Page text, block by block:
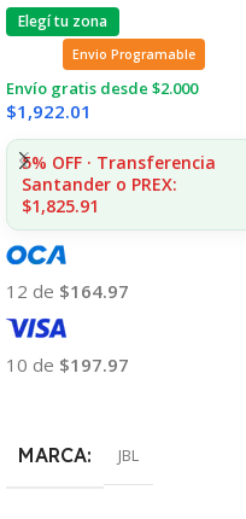
Elegí tu zona
Envio Programable
Envío gratis desde $2.000
$1,922.01
5% OFF · Transferencia
Santander o PREX:
$1,825.91
12 de $164.97
10 de $197.97
MARCA JBL